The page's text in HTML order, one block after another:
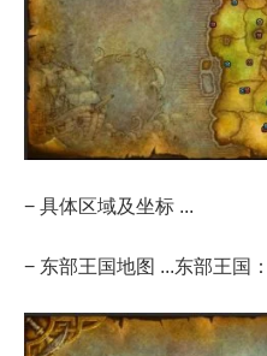
− 具体区域及坐标 ...
− 东部王国地图 ...东部王国：